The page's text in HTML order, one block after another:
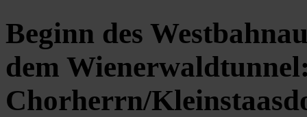
Beginn des
dem
Chorherrn/